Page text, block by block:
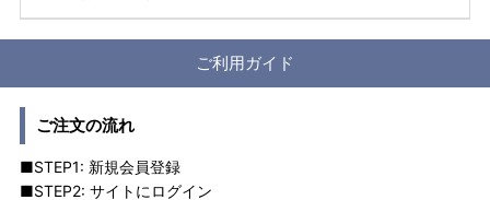
ご利用ガイド
ご注文の流れ
■STEP1: 新規会員登録
■STEP2: サイトにログイン